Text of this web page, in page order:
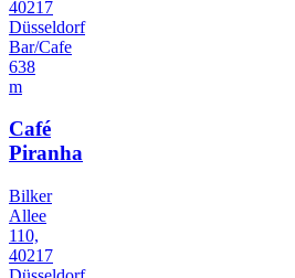
40217
Düsseldorf
Bar/Cafe
638
m
Café
Piranha
Bilker
Allee
110,
40217